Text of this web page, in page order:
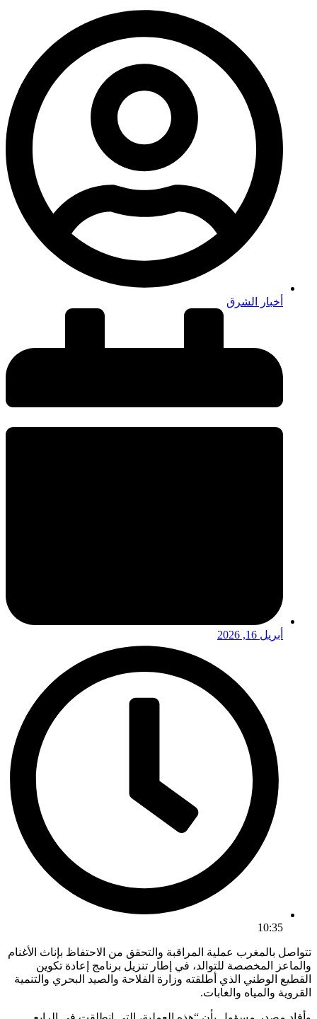
أخبار الشرق
أبريل 16, 2026
10:35
تتواصل بالمغرب عملية المراقبة والتحقق من الاحتفاظ بإناث الأغنام
والماعز المخصصة للتوالد، في إطار تنزيل برنامج إعادة تكوين
القطيع الوطني الذي أطلقته وزارة الفلاحة والصيد البحري والتنمية
القروية والمياه والغابات.